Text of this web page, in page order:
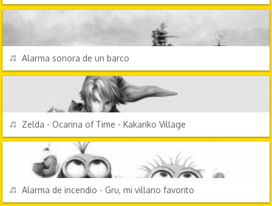
REPRODUCIR
Alarma sonora de un barco
REPRODUCIR
Zelda - Ocarina of Time - Kakariko Village
EFECTOS DE SONIDO
REPRODUCIR
Alarma de incendio - Gru, mi villano favorito